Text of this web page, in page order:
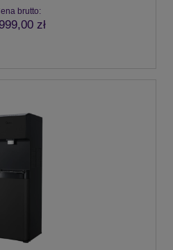
brutto:
zł